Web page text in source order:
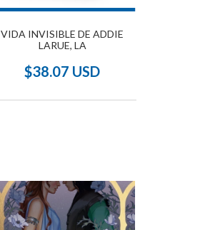
VIDA INVISIBLE DE ADDIE
LARUE, LA
$38.07 USD